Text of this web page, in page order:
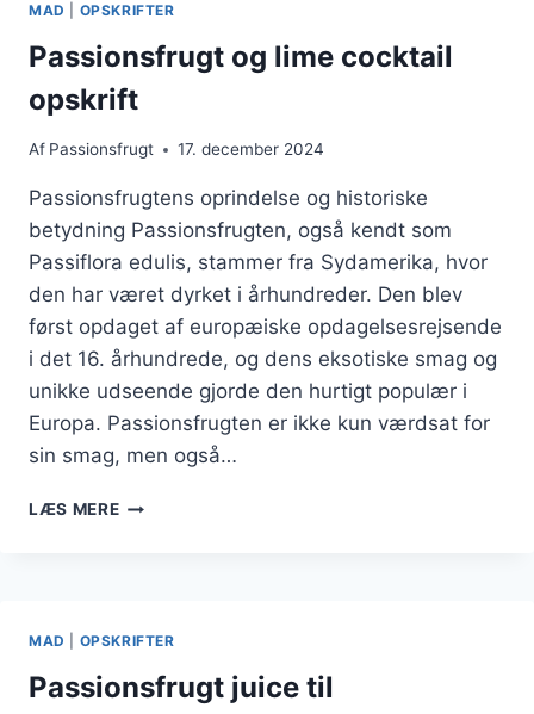
MAD OPSKRIFTER
Passionsfrugt og lime cocktail
opskrift
Af Passionsfrugt 17. december 2024
Passionsfrugtens oprindelse og historiske
betydning Passionsfrugten, også kendt som
Passiflora edulis, stammer fra Sydamerika, hvor
den har været dyrket i århundreder. Den blev
først opdaget af europæiske opdagelsesrejsende
i det 16. århundrede, og dens eksotiske smag og
unikke udseende gjorde den hurtigt populær i
Europa. Passionsfrugten er ikke kun værdsat for
sin smag, men også…
LÆS MEREPASSIONSFRUGT
MAD OPSKRIFTER
Passionsfrugt juice til